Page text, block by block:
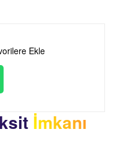
Ekle
İmkanı